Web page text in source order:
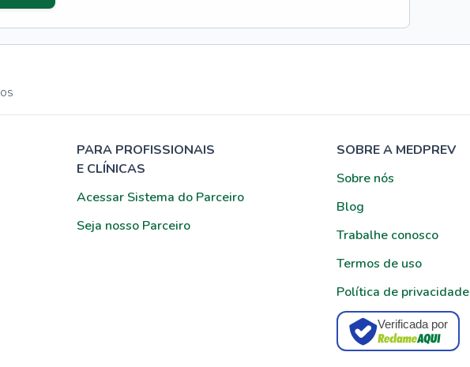
PARA PROFISSIONAIS
E CLÍNICAS
Acessar Sistema do Parceiro
Seja nosso Parceiro
SOBRE A MEDPREV
Sobre nós
Blog
Trabalhe conosco
Termos de uso
Política de privacidade
Verificada por